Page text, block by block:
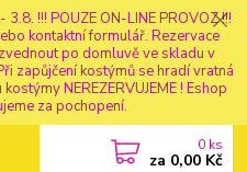
!!! POUZE ON-LINE PROVOZ !!!
kontaktní formulář. Rezervace
po domluvě ve skladu v
zapůjčení kostýmů se hradí vratná
NEREZERVUJEME ! Eshop
za pochopení.
0 ks
za 0,00 Kč